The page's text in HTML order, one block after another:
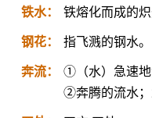
铁水： 铁熔化而成的炽
钢花： 指飞溅的钢水。
奔流：
①（水）急速地
②奔腾的流水；